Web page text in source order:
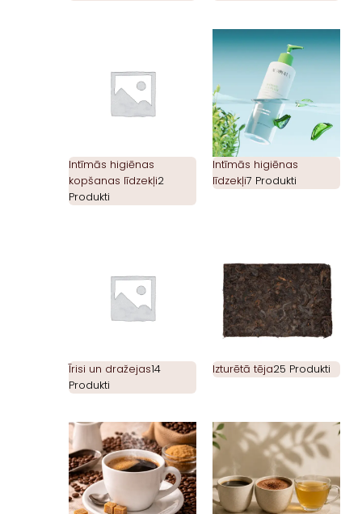
Intīmās higiēnas
kopšanas līdzekļi2
Produkti
Intīmās higiēnas
līdzekļi7 Produkti
Īrisi un dražejas14
Produkti
Izturētā tēja25 Produkti